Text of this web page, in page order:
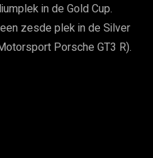
in de Gold Cup.
zesde plek in de Silver
Porsche GT3 R).